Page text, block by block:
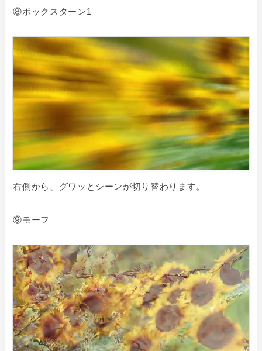
⑧ボックスターン1
右側から、グワッとシーンが切り替わります。
⑨モーフ